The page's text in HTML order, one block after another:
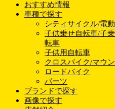
おすすめ情報
車種で探す
シティサイクル/電
子供乗せ自転車/子
転車
子供用自転車
クロスバイク/マウ
ロードバイク
パーツ
ブランドで探す
画像で探す